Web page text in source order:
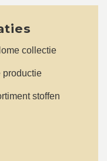
collectie
productie
stoffen